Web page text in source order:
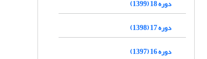
دوره 18 (1399)
دوره 17 (1398)
دوره 16 (1397)